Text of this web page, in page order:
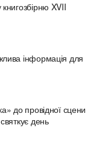
XVII
інформація для
до провідної сцени
день